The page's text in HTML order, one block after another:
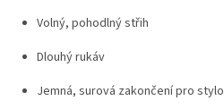
Volný, pohodlný střih
Dlouhý rukáv
Jemná, surová zakončení pro